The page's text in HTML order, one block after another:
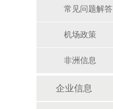
常见问题解答
机场政策
非洲信息
企业信息